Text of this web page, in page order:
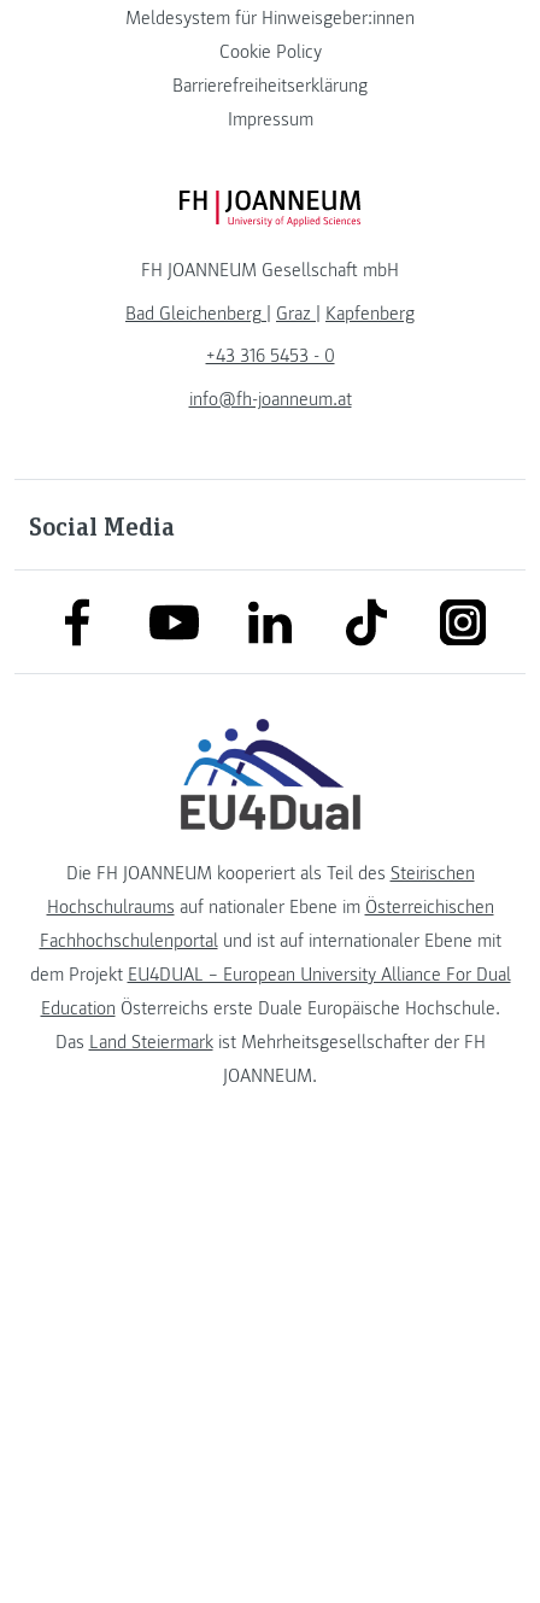
Meldesystem für Hinweisgeber:innen
Cookie Policy
Barrierefreiheitserklärung
Impressum
FH JOANNEUM Logo
FH JOANNEUM Gesellschaft mbH
Bad Gleichenberg | Graz | Kapfenberg
+43 316 5453 - 0
info@fh-joanneum.at
Social Media
link to facebooklink to youtubelink to linkedinlink to tiktok link to
Die FH JOANNEUM kooperiert als Teil des Steirischen
Hochschulraums auf nationaler Ebene im Österreichischen
Fachhochschulenportalund ist auf internationaler Ebene mit
dem Projekt EU4DUAL – European University Alliance For Dual
Education Österreichs erste Duale Europäische Hochschule.
Das Land Steiermarkist Mehrheitsgesellschafter der FH
JOANNEUM.